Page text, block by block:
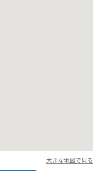
大きな地図で見る